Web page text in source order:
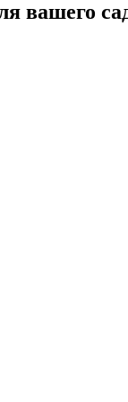
вашего